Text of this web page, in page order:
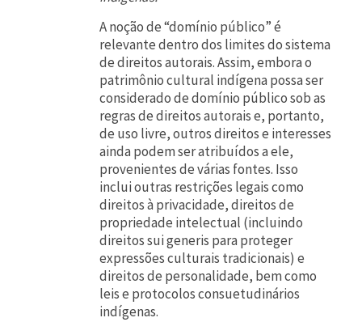
A noção de “domínio público” é
relevante dentro dos limites do sistema
de direitos autorais. Assim, embora o
patrimônio cultural indígena possa ser
considerado de domínio público sob as
regras de direitos autorais e, portanto,
de uso livre, outros direitos e interesses
ainda podem ser atribuídos a ele,
provenientes de várias fontes. Isso
inclui outras restrições legais como
direitos à privacidade, direitos de
propriedade intelectual (incluindo
direitos sui generis para proteger
expressões culturais tradicionais) e
direitos de personalidade, bem como
leis e protocolos consuetudinários
indígenas.